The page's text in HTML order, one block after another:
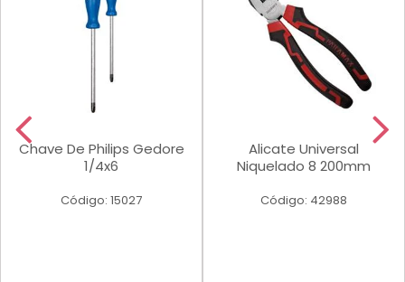
Chave De Philips Gedore
1/4x6
Código: 15027
Alicate Universal
Niquelado 8 200mm
Código: 42988